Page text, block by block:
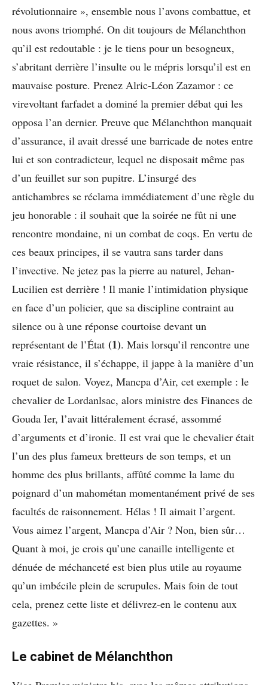
révolutionnaire », ensemble nous l’avons combattue, et
nous avons triomphé. On dit toujours de Mélanchthon
qu’il est redoutable : je le tiens pour un besogneux,
s’abritant derrière l’insulte ou le mépris lorsqu’il est en
mauvaise posture. Prenez Alric-Léon Zazamor : ce
virevoltant farfadet a dominé la premier débat qui les
opposa l’an dernier. Preuve que Mélanchthon manquait
d’assurance, il avait dressé une barricade de notes entre
lui et son contradicteur, lequel ne disposait même pas
d’un feuillet sur son pupitre. L’insurgé des
antichambres se réclama immédiatement d’une règle du
jeu honorable : il souhait que la soirée ne fût ni une
rencontre mondaine, ni un combat de coqs. En vertu de
ces beaux principes, il se vautra sans tarder dans
l’invective. Ne jetez pas la pierre au naturel, Jehan-
Lucilien est derrière ! Il manie l’intimidation physique
en face d’un policier, que sa discipline contraint au
silence ou à une réponse courtoise devant un
représentant de l’État (1). Mais lorsqu’il rencontre une
vraie résistance, il s’échappe, il jappe à la manière d’un
roquet de salon. Voyez, Mancpa d’Air, cet exemple : le
chevalier de Lordanlsac, alors ministre des Finances de
Gouda Ier, l’avait littéralement écrasé, assommé
d’arguments et d’ironie. Il est vrai que le chevalier était
l’un des plus fameux bretteurs de son temps, et un
homme des plus brillants, affûté comme la lame du
poignard d’un mahométan momentanément privé de ses
facultés de raisonnement. Hélas ! Il aimait l’argent.
Vous aimez l’argent, Mancpa d’Air ? Non, bien sûr…
Quant à moi, je crois qu’une canaille intelligente et
dénuée de méchanceté est bien plus utile au royaume
qu’un imbécile plein de scrupules. Mais foin de tout
cela, prenez cette liste et délivrez-en le contenu aux
gazettes. »
Le cabinet de Mélanchthon